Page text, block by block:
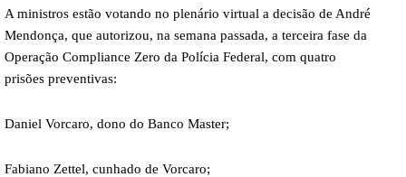
A ministros estão votando no plenário virtual a decisão de André
Mendonça, que autorizou, na semana passada, a terceira fase da
Operação Compliance Zero da Polícia Federal, com quatro
prisões preventivas:
Daniel Vorcaro, dono do Banco Master;
Fabiano Zettel, cunhado de Vorcaro;